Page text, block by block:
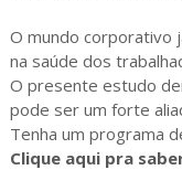
O mundo corporativo
na saúde dos
O presente estudo
pode ser um forte
Tenha um programa
Clique aqui pra